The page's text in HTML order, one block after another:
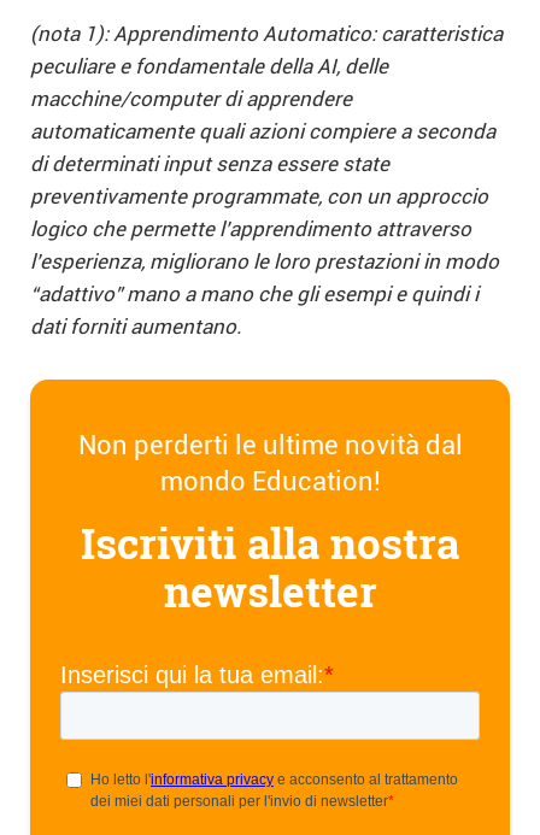
(nota 1):Apprendimento Automatico: caratteristica
peculiare e fondamentale della AI, delle
macchine/computer di apprendere
automaticamente quali azioni compiere a seconda
di determinati input senza essere state
preventivamente programmate, con un approccio
logico che permette l’apprendimento attraverso
l’esperienza, migliorano le loro prestazioni in modo
“adattivo” mano a mano che gli esempi e quindi i
dati forniti aumentano.
Non perderti le ultime novità dal
mondo Education!
Iscriviti alla nostra
newsletter